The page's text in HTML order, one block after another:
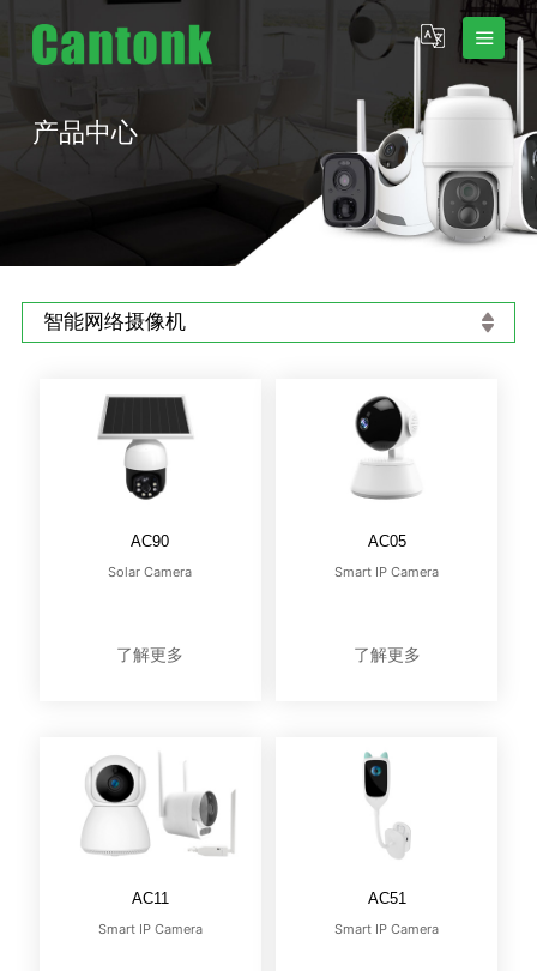
产品中心
智能网络摄像机
AC90
Solar Camera
了解更多
AC05
Smart IP Camera
了解更多
AC11
Smart IP Camera
AC51
Smart IP Camera